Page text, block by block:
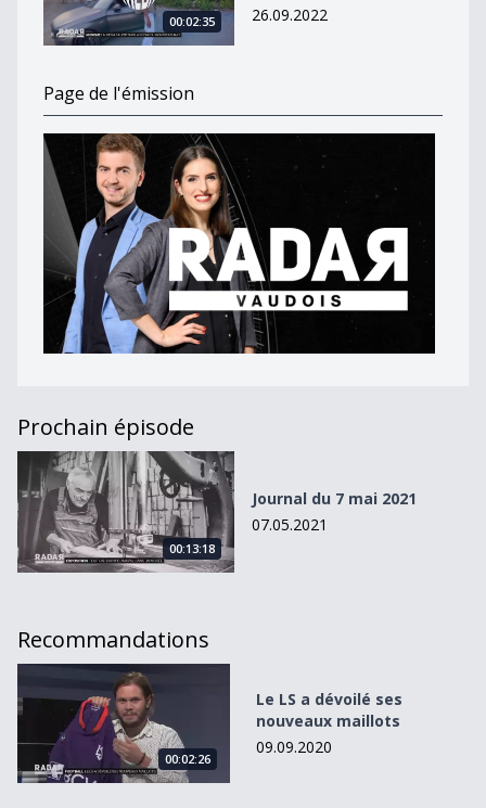
00:02:35
26.09.2022
Page de l'émission
Prochain épisode
Journal du 7 mai 2021
00:13:18
Journal du 7 mai 2021
07.05.2021
Recommandations
Le LS a dévoilé ses nouveaux maillots
00:02:26
Le LS a dévoilé ses
nouveaux maillots
09.09.2020